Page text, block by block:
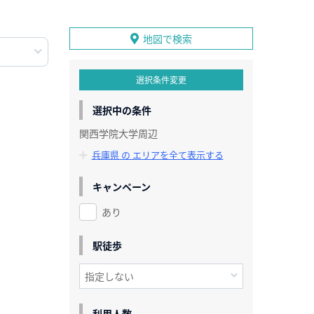
地図で検索
選択条件変更
選択中の条件
関西学院大学周辺
兵庫県 の エリアを全て表示する
キャンペーン
あり
駅徒歩